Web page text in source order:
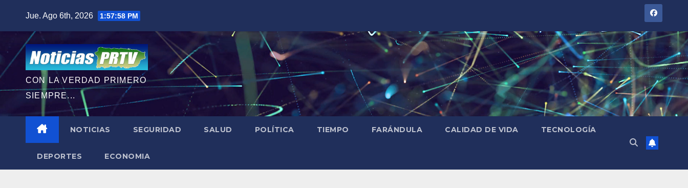
contenido
Jue. Ago 6th, 2026 1:57:59 PM
CON LA VERDAD PRIMERO
SIEMPRE...
NOTICIAS SEGURIDAD SALUD POLÍTICA TIEMPO FARÁNDULA CALIDAD DE VIDA TECNOLOGÍA
DEPORTES ECONOMIA